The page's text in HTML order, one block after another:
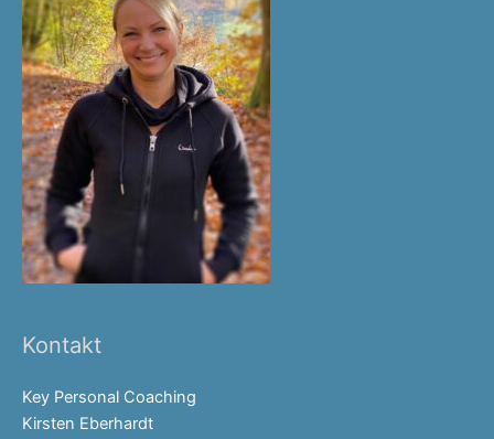
Kontakt
Key Personal Coaching
Kirsten Eberhardt